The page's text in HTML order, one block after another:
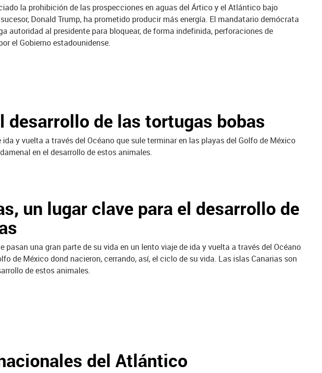
la prohibición de las prospecciones en aguas del Ártico y el Atlántico bajo
Donald Trump, ha prometido producir más energía. El mandatario demócrata
autoridad al presidente para bloquear, de forma indefinida, perforaciones de
el Gobierno estadounidense.
desarrollo de las tortugas bobas
y vuelta a través del Océano que sule terminar en las playas del Golfo de México
en el desarrollo de estos animales.
un lugar clave para el desarrollo de
una gran parte de su vida en un lento viaje de ida y vuelta a través del Océano
de México dond nacieron, cerrando, así, el ciclo de su vida. Las islas Canarias son
de estos animales.
del Atlántico